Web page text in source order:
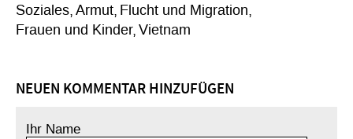
Soziales Armut Flucht und Migration
Frauen und Kinder Vietnam
NEUEN KOMMENTAR HINZUFÜGEN
Ihr Name